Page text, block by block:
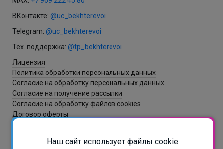
ВКонтакте: @uc_bekhterevoi
Telegram: @uc_bekhterevoi
Тех. поддержка: @tp_bekhterevoi
Лицензия
Политика обработки персональных данных
Согласие на обработку персональных данных
Согласие на получение рассылки
Согласие на обработку файлов cookies
Договор оферты
Разработка и создание сайта - ItNova / СБ
Наш сайт использует файлы cookie.